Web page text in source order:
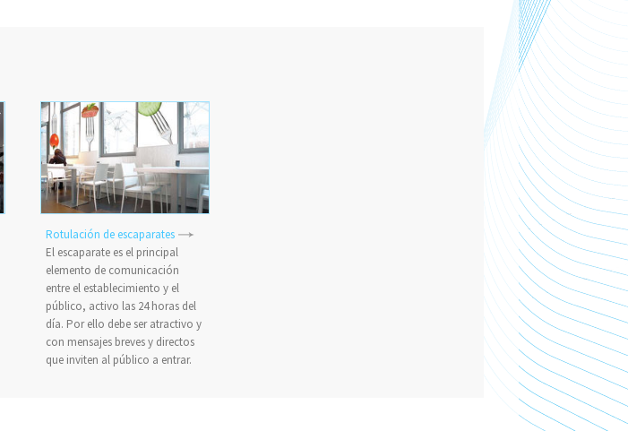
Rotulación de escaparates
El escaparate es el principal
elemento de comunicación
entre el establecimiento y el
público, activo las 24 horas del
día. Por ello debe ser atractivo y
con mensajes breves y directos
que inviten al público a entrar.